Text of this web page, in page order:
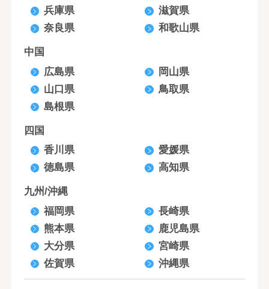
兵庫県
滋賀県
奈良県
和歌山県
中国
広島県
岡山県
山口県
鳥取県
島根県
四国
香川県
愛媛県
徳島県
高知県
九州/沖縄
福岡県
長崎県
熊本県
鹿児島県
大分県
宮崎県
佐賀県
沖縄県